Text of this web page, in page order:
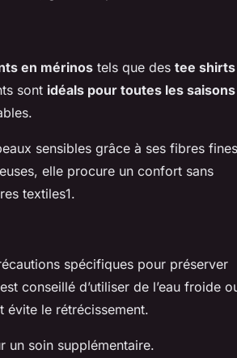
en mérinos tels que des tee shirts
sont idéals pour toutes les saisons
sensibles grâce à ses fibres fines
elle procure un confort sans
textiles1.
spécifiques pour préserver
conseillé d’utiliser de l’eau froide
évite le rétrécissement.
un soin supplémentaire.